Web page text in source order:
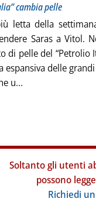
cambia pelle
letta della
Saras a Vitol.
di pelle del “Petrolio
espansiva delle
u...
Soltanto gli utenti
possono
Richiedi